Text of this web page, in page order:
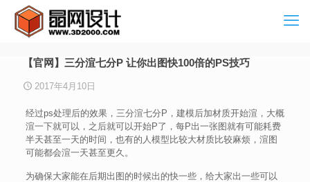
【官网】三分渲七分P 让你出图快100倍的PS技巧
2017年4月10日
经过ps处理后的效果，三分渲七分P，建模后加材质开始渲，大概
渲一下就可以，之后就可以开始P了，每P出一张图就有可能耗费
半天甚至一天的时间，也有的人模型比较大材质比较麻烦，渲图
可能都会渲一天甚至更久。
为确保大家能在后期出图的时候出的快一些，给大家出一些可以